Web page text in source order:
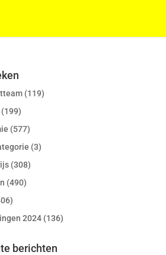
(119)
(199)
(577)
(3)
(308)
(490)
2024 (136)
berichten